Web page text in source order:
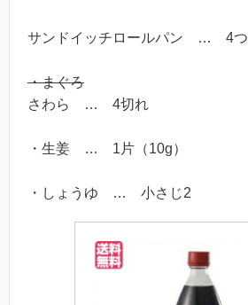
サンドイッチロールパン … 4つ
・まぐろ
さわら … 4切れ
・生姜 … 1片（10g）
・しょうゆ … 小さじ2